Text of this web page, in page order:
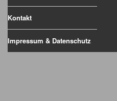
Kontakt
Impressum & Datenschutz